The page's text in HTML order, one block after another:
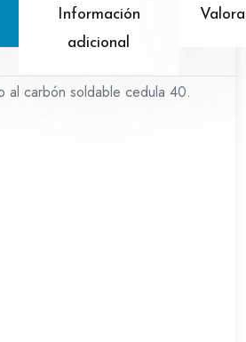
Información
adicional
al carbón soldable cedula 40.